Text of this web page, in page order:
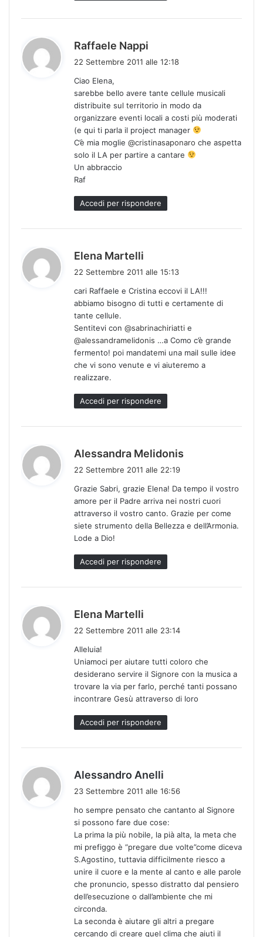
Raffaele Nappi
t
t
22 Settembre 2011 alle 12:18
Ciao Elena,
sarebbe bello avere tante cellule musicali
distribuite sul territorio in modo da
organizzare eventi locali a costi più moderati
(e qui ti parla il project manager
C’è mia moglie @cristinasaponaro che aspetta
solo il LA per partire a cantare
Un abbraccio
Raf
Accedi per rispondere
Elena Martelli
e
t
:
22 Settembre 2011 alle 15:13
cari Raffaele e Cristina eccovi il LA!!!
abbiamo bisogno di tutti e certamente di
tante cellule.
Sentitevi con @sabrinachiriatti e
@alessandramelidonis …a Como c’è grande
fermento! poi mandatemi una mail sulle idee
che vi sono venute e vi aiuteremo a
realizzare.
Accedi per rispondere
Alessandra Melidonis
e
t
t
22 Settembre 2011 alle 22:19
Grazie Sabri, grazie Elena! Da tempo il vostro
amore per il Padre arriva nei nostri cuori
attraverso il vostro canto. Grazie per come
siete strumento della Bellezza e dell’Armonia.
Lode a Dio!
Accedi per rispondere
Elena Martelli
t
t
22 Settembre 2011 alle 23:14
Alleluia!
Uniamoci per aiutare tutti coloro che
desiderano servire il Signore con la musica a
trovare la via per farlo, perché tanti possano
incontrare Gesù attraverso di loro
Accedi per rispondere
Alessandro Anelli
e
t
t
23 Settembre 2011 alle 16:56
ho sempre pensato che cantanto al Signore
si possono fare due cose:
La prima la più nobile, la pià alta, la meta che
mi prefiggo è “pregare due volte”come diceva
S.Agostino, tuttavia difficilmente riesco a
unire il cuore e la mente al canto e alle parole
che pronuncio, spesso distratto dal pensiero
dell’esecuzione o dall’ambiente che mi
circonda.
La seconda è aiutare gli altri a pregare
cercando di creare quel clima che aiuti il